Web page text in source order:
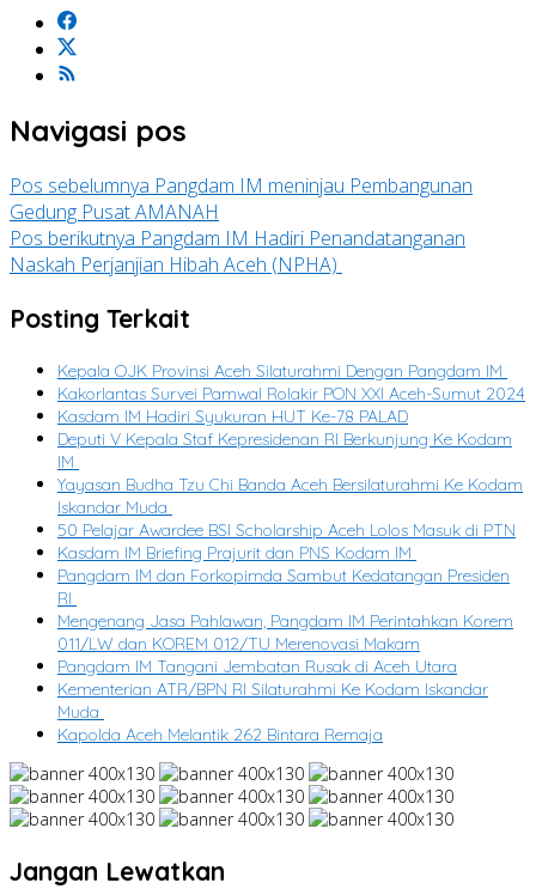
Navigasi pos
Pos sebelumnya Pangdam IM meninjau Pembangunan
Gedung Pusat AMANAH
Pos berikutnya Pangdam IM Hadiri Penandatanganan
Naskah Perjanjian Hibah Aceh (NPHA)
Posting Terkait
Kepala OJK Provinsi Aceh Silaturahmi Dengan Pangdam IM
Kakorlantas Survei Pamwal Rolakir PON XXI Aceh-Sumut 2024
Kasdam IM Hadiri Syukuran HUT Ke-78 PALAD
Deputi V Kepala Staf Kepresidenan RI Berkunjung Ke Kodam
IM
Yayasan Budha Tzu Chi Banda Aceh Bersilaturahmi Ke Kodam
Iskandar Muda
50 Pelajar Awardee BSI Scholarship Aceh Lolos Masuk di PTN
Kasdam IM Briefing Prajurit dan PNS Kodam IM
Pangdam IM dan Forkopimda Sambut Kedatangan Presiden
RI
Mengenang Jasa Pahlawan, Pangdam IM Perintahkan Korem
011/LW dan KOREM 012/TU Merenovasi Makam
Pangdam IM Tangani Jembatan Rusak di Aceh Utara
Kementerian ATR/BPN RI Silaturahmi Ke Kodam Iskandar
Muda
Kapolda Aceh Melantik 262 Bintara Remaja
Jangan Lewatkan